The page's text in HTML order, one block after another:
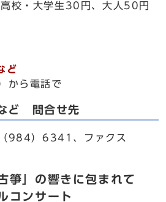
校・大学生30円、大人50円
ど
から電話で
ど 問合せ先
）6341、ファクス
箏」の響きに包まれて
コンサート